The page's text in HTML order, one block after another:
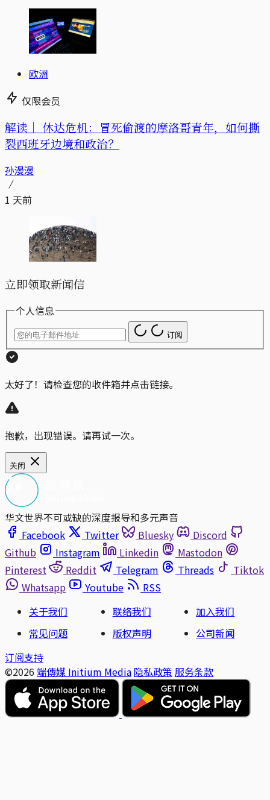
欧洲
仅限会员
解读｜ 休达危机：冒死偷渡的摩洛哥青年，如何撕
裂西班牙边境和政治？
孙漫漫
1 天前
立即领取新闻信
个人信息
订阅
太好了！请检查您的收件箱并点击链接。
抱歉，出现错误。请再试一次。
关闭
华文世界不可或缺的深度报导和多元声音
Facebook
Twitter Bluesky
Discord
Github
Instagram Linkedin
Mastodon
Pinterest
Reddit Telegram Threads
Tiktok
Whatsapp
Youtube
RSS
关于我们
联络我们
加入我们
常见问题
版权声明
公司新闻
订阅支持
©2026 端傳媒 Initium Media 隐私政策 服务条款